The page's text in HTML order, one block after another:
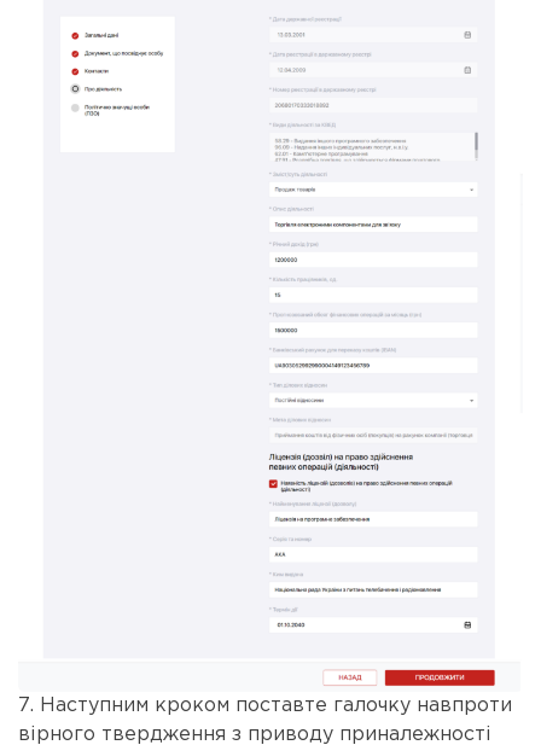
7. Наступним кроком поставте галочку навпроти
вірного твердження з приводу приналежності